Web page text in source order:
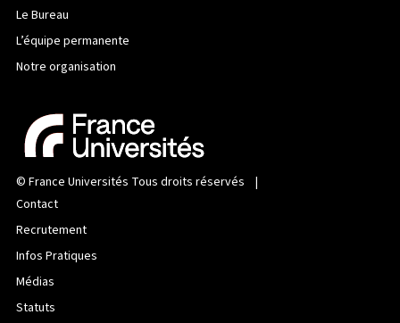
Le Bureau
L’équipe permanente
Notre organisation
© France Universités Tous droits réservés |
Contact
Recrutement
Infos Pratiques
Médias
Statuts